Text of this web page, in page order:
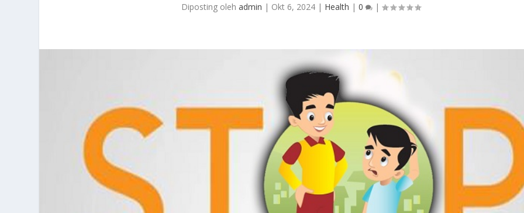
Diposting olehadmin | Okt 6, 2024 | Health |0 |